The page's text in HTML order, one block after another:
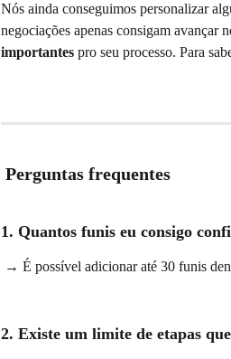
Nós ainda conseguimos personalizar
negociações apenas consigam avançar
importantes pro seu processo. Para
Perguntas frequentes
1. Quantos funis eu consigo
→ É possível adicionar até 30 funis
2. Existe um limite de etapas